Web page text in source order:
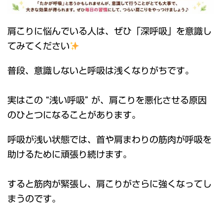
肩こりに悩んでいる人は、ぜひ「深呼吸」を意識し
てみてください
普段、意識しないと呼吸は浅くなりがちです。
実はこの “浅い呼吸” が、肩こりを悪化させる原因
のひとつになることがあります。
呼吸が浅い状態では、首や肩まわりの筋肉が呼吸を
助けるために頑張り続けます。
すると筋肉が緊張し、肩こりがさらに強くなってし
まうのです。